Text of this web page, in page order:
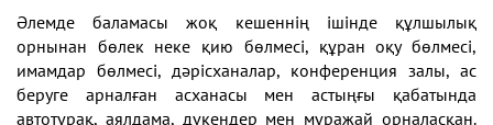
Әлемде баламасы жоқ кешеннің ішінде құлшылық
орнынан бөлек неке қию бөлмесі, құран оқу бөлмесі,
имамдар бөлмесі, дәрісханалар, конференция залы, ас
беруге арналған асханасы мен астыңғы қабатында
автотұрақ, аялдама, дүкендер мен мұражай орналасқан.